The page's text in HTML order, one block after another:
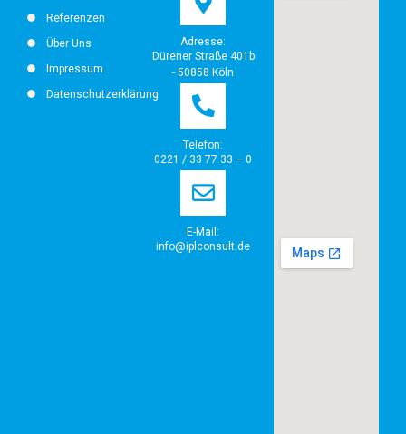
Referenzen
Über Uns
Impressum
Datenschutzerklärung
Adresse:
Dürener Straße 401b
- 50858 Köln
Telefon:
0221 / 33 77 33 – 0
E-Mail:
info@iplconsult.de